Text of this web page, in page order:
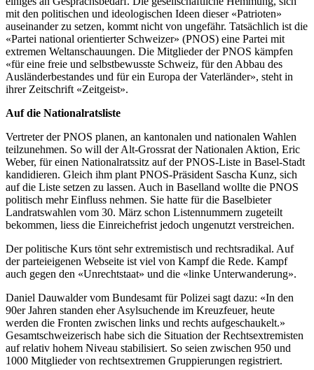
mit den politischen und ideologischen Ideen dieser «Patrioten»
auseinander zu setzen, kommt nicht von ungefähr. Tatsächlich ist die
«Partei national orientierter Schweizer» (PNOS) eine Partei mit
extremen Weltanschauungen. Die Mitglieder der PNOS kämpfen
«für eine freie und selbstbewusste Schweiz, für den Abbau des
Ausländerbestandes und für ein Europa der Vaterländer», steht in
ihrer Zeitschrift «Zeitgeist».
Auf die Nationalratsliste
Vertreter der PNOS planen, an kantonalen und nationalen Wahlen
teilzunehmen. So will der Alt-Grossrat der Nationalen Aktion, Eric
Weber, für einen Nationalratssitz auf der PNOS-Liste in Basel-Stadt
kandidieren. Gleich ihm plant PNOS-Präsident Sascha Kunz, sich
auf die Liste setzen zu lassen. Auch in Baselland wollte die PNOS
politisch mehr Einfluss nehmen. Sie hatte für die Baselbieter
Landratswahlen vom 30. März schon Listennummern zugeteilt
bekommen, liess die Einreichefrist jedoch ungenutzt verstreichen.
Der politische Kurs tönt sehr extremistisch und rechtsradikal. Auf
der parteieigenen Webseite ist viel von Kampf die Rede. Kampf
auch gegen den «Unrechtstaat» und die «linke Unterwanderung».
Daniel Dauwalder vom Bundesamt für Polizei sagt dazu: «In den
90er Jahren standen eher Asylsuchende im Kreuzfeuer, heute
werden die Fronten zwischen links und rechts aufgeschaukelt.»
Gesamtschweizerisch habe sich die Situation der Rechtsextremisten
auf relativ hohem Niveau stabilisiert. So seien zwischen 950 und
1000 Mitglieder von rechtsextremen Gruppierungen registriert.